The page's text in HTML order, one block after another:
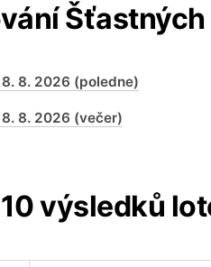
Šťastných
8. 2026 (poledne)
8. 2026 (večer)
výsledků